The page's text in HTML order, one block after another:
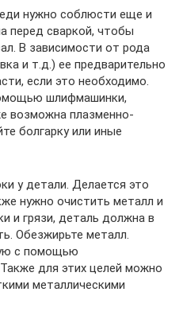
нужно соблюсти еще и
перед сваркой, чтобы
В зависимости от рода
и т.д.) ее предварительно
если это необходимо.
шлифмашинки,
возможна плазменно-
болгарку или иные
у детали. Делается это
нужно очистить металл и
и грязи, деталь должна в
Обезжирьте металл.
с помощью
для этих целей можно
металлическими